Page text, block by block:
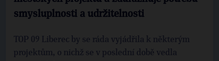
smysluplnosti a udržitelnosti
TOP 09 Liberec by se ráda vyjádřila k některým
projektům, o nichž se v poslední době vedla